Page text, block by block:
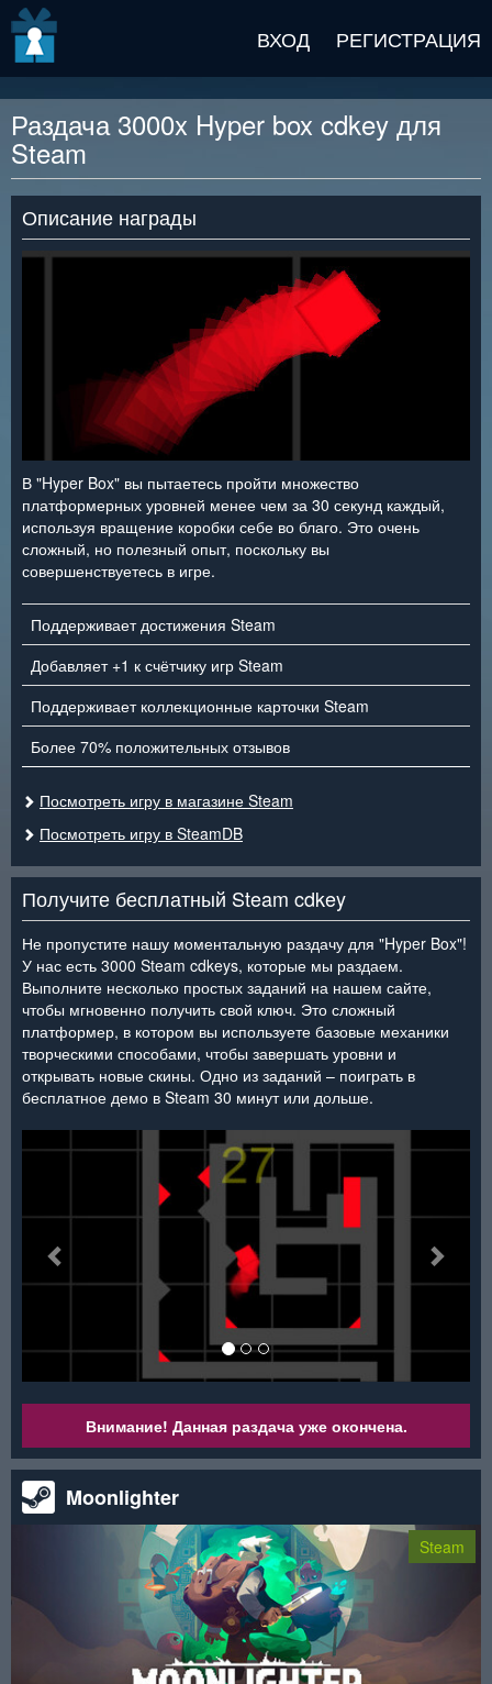
ВХОД РЕГИСТРАЦИЯ
Раздача 3000x Hyper box cdkey для
Steam
Описание награды
В "Hyper Box" вы пытаетесь пройти множество
платформерных уровней менее чем за 30 секунд каждый,
используя вращение коробки себе во благо. Это очень
сложный, но полезный опыт, поскольку вы
совершенствуетесь в игре.
Поддерживает достижения Steam
Добавляет +1 к счётчику игр Steam
Поддерживает коллекционные карточки Steam
Более 70% положительных отзывов
Посмотреть игру в магазине Steam
Посмотреть игру в SteamDB
Получите бесплатный Steam cdkey
Не пропустите нашу моментальную раздачу для "Hyper Box"!
У нас есть 3000 Steam cdkeys, которые мы раздаем.
Выполните несколько простых заданий на нашем сайте,
чтобы мгновенно получить свой ключ. Это сложный
платформер, в котором вы используете базовые механики
творческими способами, чтобы завершать уровни и
открывать новые скины. Одно из заданий – поиграть в
бесплатное демо в Steam 30 минут или дольше.
< >
Внимание! Данная раздача уже окончена.
Moonlighter
Steam